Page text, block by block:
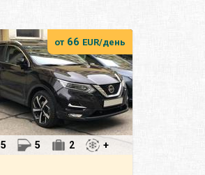
от 66 EUR/день
5 5 2 +